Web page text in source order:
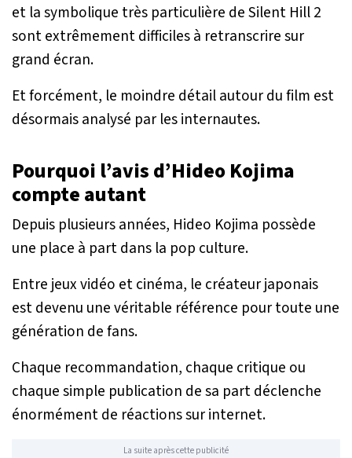
et la symbolique très particulière deSilent Hill 2
sont extrêmement difficiles à retranscrire sur
grand écran.
Et forcément, le moindre détail autour du film est
désormais analysé par les internautes.
Pourquoi l’avis d’Hideo Kojima
compte autant
Depuis plusieurs années, Hideo Kojima possède
une place à part dans la pop culture.
Entre jeux vidéo et cinéma, le créateur japonais
est devenu une véritable référence pour toute une
génération de fans.
Chaque recommandation, chaque critique ou
chaque simple publication de sa part déclenche
énormément de réactions sur internet.
La suite après cette publicité